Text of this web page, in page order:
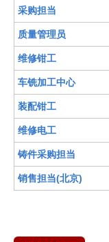
采购担当
质量管理员
维修钳工
车铣加工中心
装配钳工
维修电工
铸件采购担当
销售担当(北京)